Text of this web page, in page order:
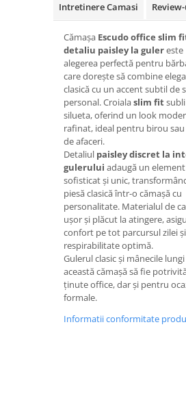
Intretinere Camasi
Cămașa Escudo office slim
detaliu paisley la gulereste
alegerea perfectă pentru
care dorește să combine
clasică cu un accent subtil de
personal. Croialaslim fit
silueta, oferind un look
rafinat, ideal pentru birou
de afaceri.
Detaliul paisley discret la
gulerului adaugă un element
sofisticat și unic,
piesă clasică într-o cămașă cu
personalitate. Materialul de
ușor și plăcut la atingere,
confort pe tot parcursul zilei și
respirabilitate optimă.
Gulerul clasic și mânecile lungi
această cămașă să fie
ținute office, dar și pentru
formale.
Informatii conformitate